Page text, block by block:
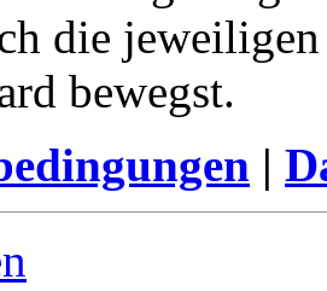
die
bewegst.
|